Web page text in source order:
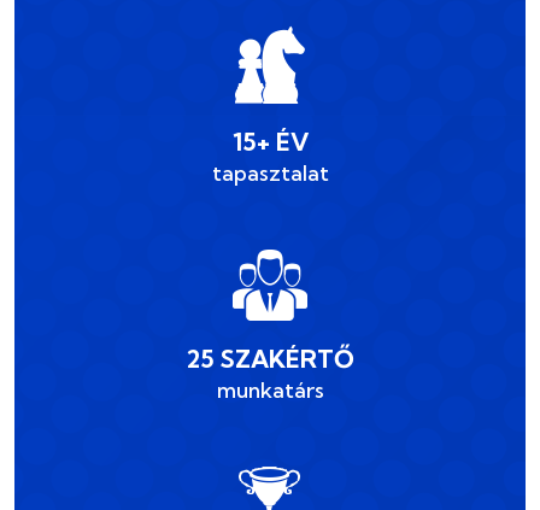
15+ ÉV
tapasztalat
25 SZAKÉRTŐ
munkatárs